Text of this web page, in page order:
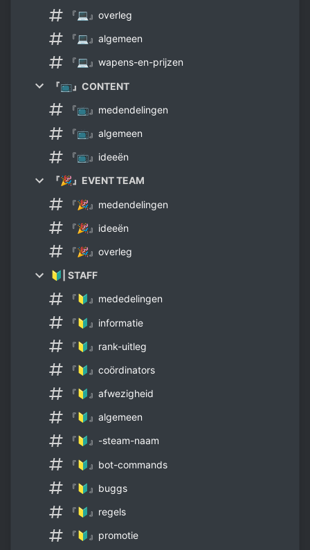
『💻』overleg
『💻』algemeen
『💻』wapens-en-prijzen
『📺』CONTENT
『📺』medendelingen
『📺』algemeen
『📺』ideeën
『🎉』EVENT TEAM
『🎉』medendelingen
『🎉』ideeën
『🎉』overleg
🔰| STAFF
『🔰』mededelingen
『🔰』informatie
『🔰』rank-uitleg
『🔰』coördinators
『🔰』afwezigheid
『🔰』algemeen
『🔰』-steam-naam
『🔰』bot-commands
『🔰』buggs
『🔰』regels
『🔰』promotie